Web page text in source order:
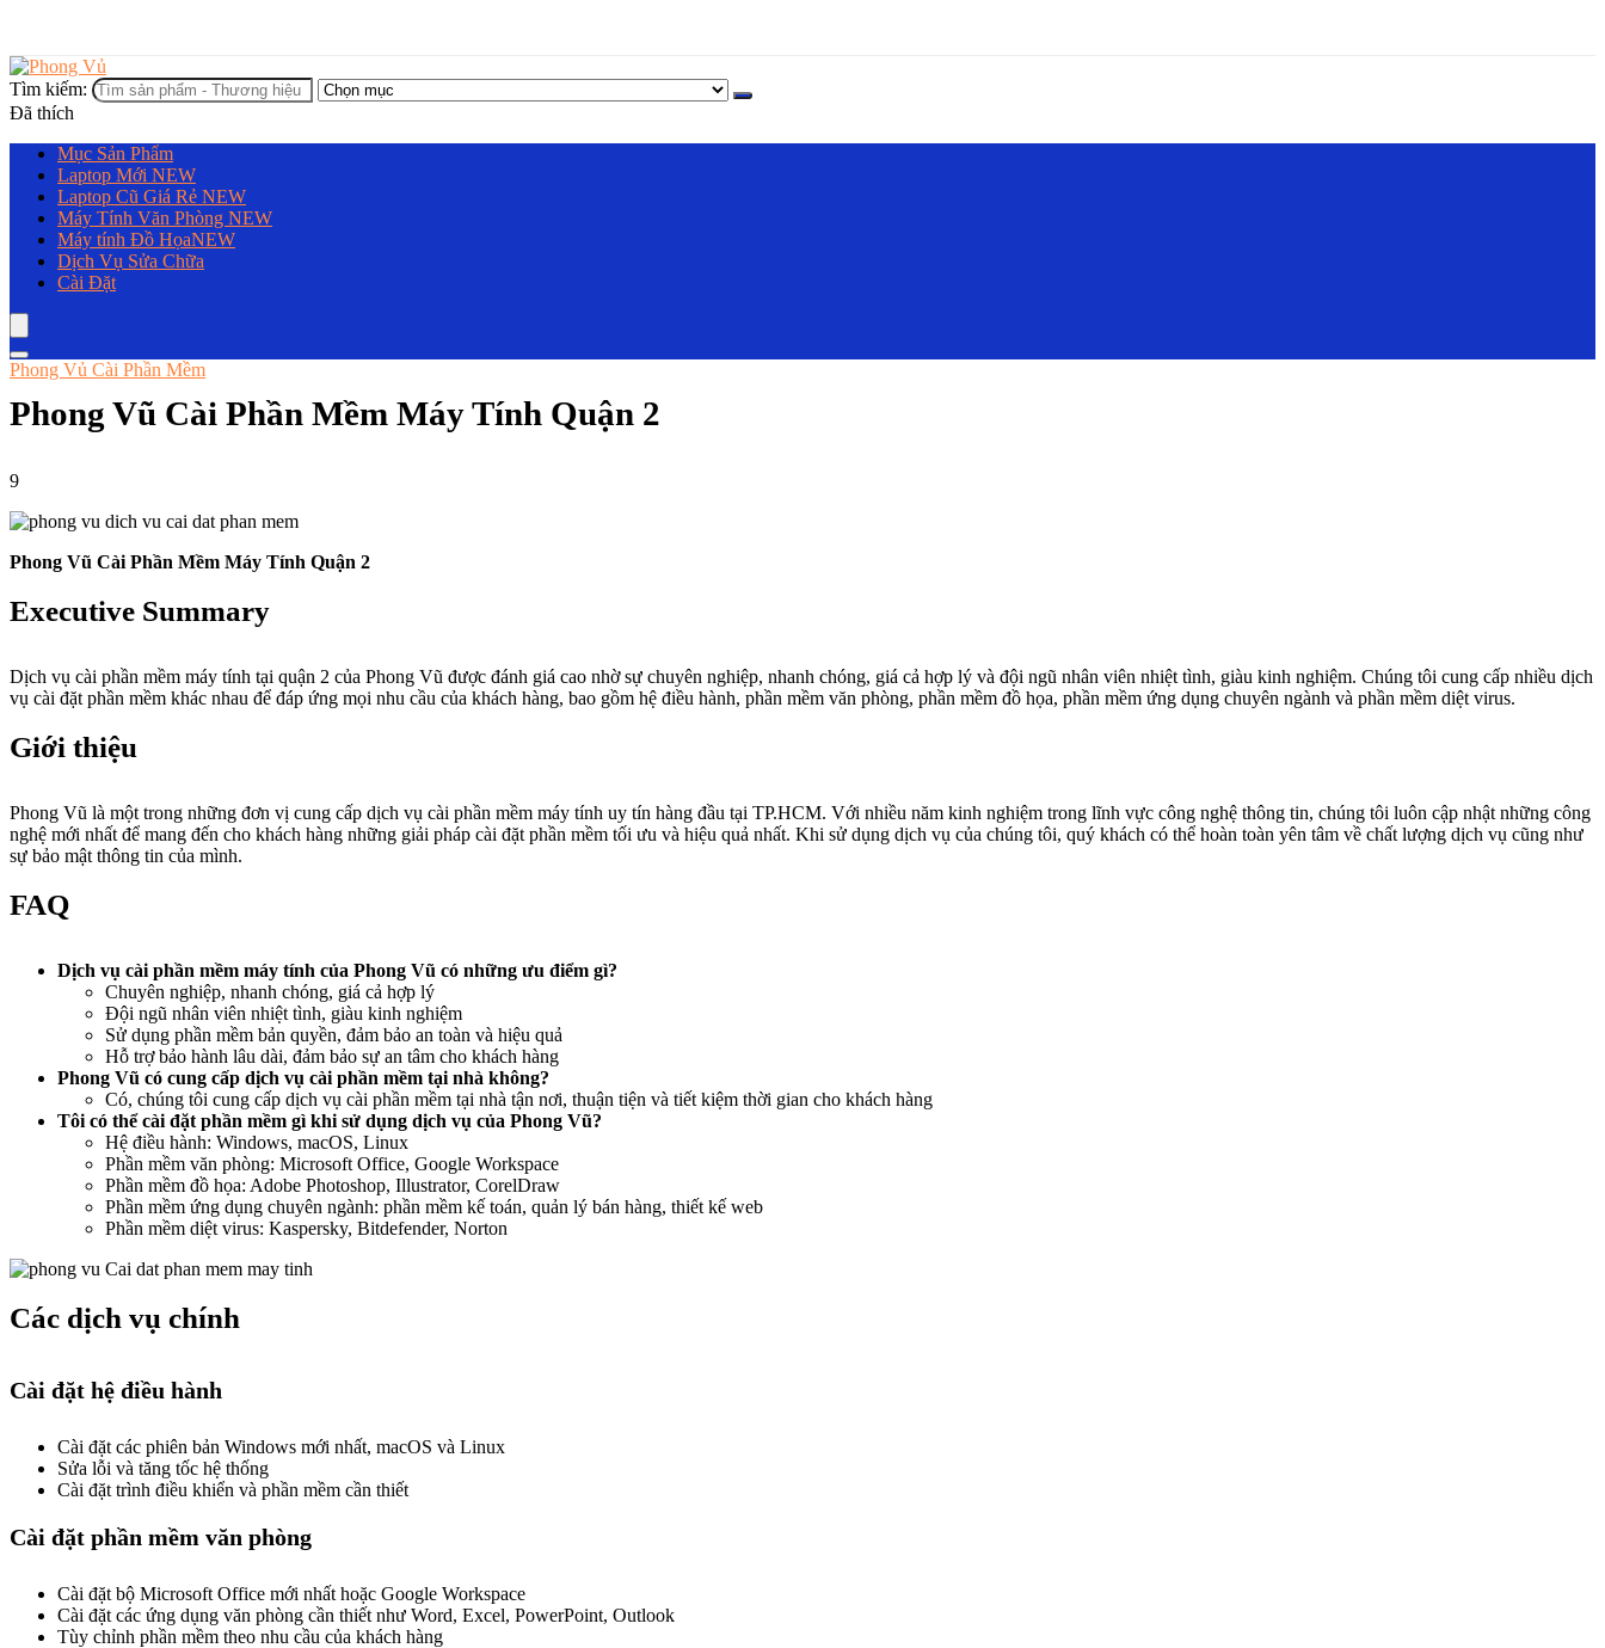
Tìm kiếm:
Đã thích
Mục Sản Phẩm
Laptop Mới NEW
Laptop Cũ Giá Rẻ NEW
Máy Tính Văn Phòng NEW
Máy tính Đồ HọaNEW
Dịch Vụ Sửa Chữa
Cài Đặt
Phong Vủ Cài Phần Mềm
Phong Vũ Cài Phần Mềm Máy Tính Quận 2
9
Phong Vũ Cài Phần Mềm Máy Tính Quận 2
Executive Summary
Dịch vụ cài phần mềm máy tính tại quận 2 của Phong Vũ được đánh giá cao nhờ sự chuyên nghiệp, nhanh chóng, giá cả hợp lý và đội ngũ nhân viên nhiệt tình, giàu kinh nghiệm. Chúng tôi cung cấp nhiều dịch
vụ cài đặt phần mềm khác nhau để đáp ứng mọi nhu cầu của khách hàng, bao gồm hệ điều hành, phần mềm văn phòng, phần mềm đồ họa, phần mềm ứng dụng chuyên ngành và phần mềm diệt virus.
Giới thiệu
Phong Vũ là một trong những đơn vị cung cấp dịch vụ cài phần mềm máy tính uy tín hàng đầu tại TP.HCM. Với nhiều năm kinh nghiệm trong lĩnh vực công nghệ thông tin, chúng tôi luôn cập nhật những công
nghệ mới nhất để mang đến cho khách hàng những giải pháp cài đặt phần mềm tối ưu và hiệu quả nhất. Khi sử dụng dịch vụ của chúng tôi, quý khách có thể hoàn toàn yên tâm về chất lượng dịch vụ cũng như
sự bảo mật thông tin của mình.
FAQ
Dịch vụ cài phần mềm máy tính của Phong Vũ có những ưu điểm gì?
Chuyên nghiệp, nhanh chóng, giá cả hợp lý
Đội ngũ nhân viên nhiệt tình, giàu kinh nghiệm
Sử dụng phần mềm bản quyền, đảm bảo an toàn và hiệu quả
Hỗ trợ bảo hành lâu dài, đảm bảo sự an tâm cho khách hàng
Phong Vũ có cung cấp dịch vụ cài phần mềm tại nhà không?
Có, chúng tôi cung cấp dịch vụ cài phần mềm tại nhà tận nơi, thuận tiện và tiết kiệm thời gian cho khách hàng
Tôi có thể cài đặt phần mềm gì khi sử dụng dịch vụ của Phong Vũ?
Hệ điều hành: Windows, macOS, Linux
Phần mềm văn phòng: Microsoft Office, Google Workspace
Phần mềm đồ họa: Adobe Photoshop, Illustrator, CorelDraw
Phần mềm ứng dụng chuyên ngành: phần mềm kế toán, quản lý bán hàng, thiết kế web
Phần mềm diệt virus: Kaspersky, Bitdefender, Norton
Các dịch vụ chính
Cài đặt hệ điều hành
Cài đặt các phiên bản Windows mới nhất, macOS và Linux
Sửa lỗi và tăng tốc hệ thống
Cài đặt trình điều khiển và phần mềm cần thiết
Cài đặt phần mềm văn phòng
Cài đặt bộ Microsoft Office mới nhất hoặc Google Workspace
Cài đặt các ứng dụng văn phòng cần thiết như Word, Excel, PowerPoint, Outlook
Tùy chỉnh phần mềm theo nhu cầu của khách hàng